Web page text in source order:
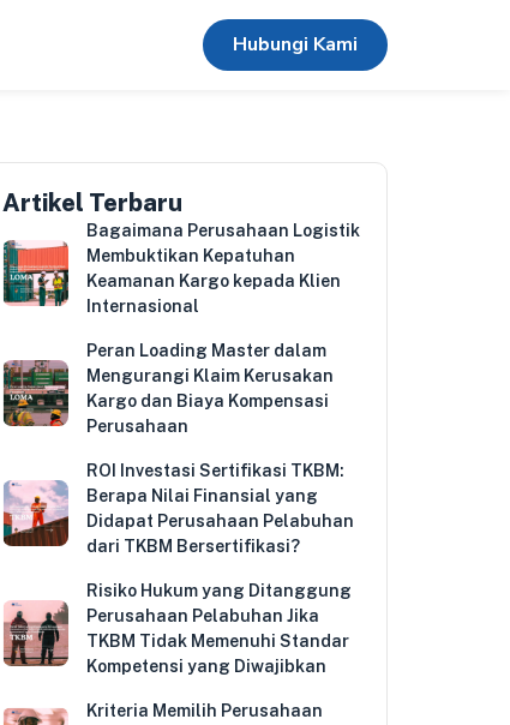
Hubungi Kami
Artikel Terbaru
Bagaimana Perusahaan Logistik
Membuktikan Kepatuhan
Keamanan Kargo kepada Klien
Internasional
Peran Loading Master dalam
Mengurangi Klaim Kerusakan
Kargo dan Biaya Kompensasi
Perusahaan
ROI Investasi Sertifikasi TKBM:
Berapa Nilai Finansial yang
Didapat Perusahaan Pelabuhan
dari TKBM Bersertifikasi?
Risiko Hukum yang Ditanggung
Perusahaan Pelabuhan Jika
TKBM Tidak Memenuhi Standar
Kompetensi yang Diwajibkan
Kriteria Memilih Perusahaan